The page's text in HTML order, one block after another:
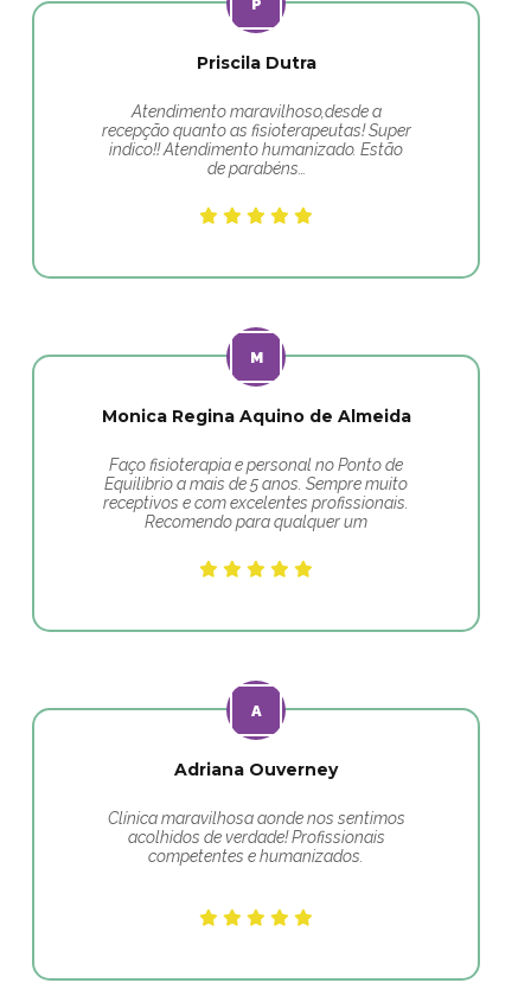
Priscila Dutra
Atendimento maravilhoso,desde a
recepção quanto as fisioterapeutas! Super
indico!! Atendimento humanizado. Estão
de parabéns…
Monica Regina Aquino de Almeida
Faço fisioterapia e personal no Ponto de
Equilibrio a mais de 5 anos. Sempre muito
receptivos e com excelentes profissionais.
Recomendo para qualquer um
Adriana Ouverney
Clínica maravilhosa aonde nos sentimos
acolhidos de verdade! Profissionais
competentes e humanizados.